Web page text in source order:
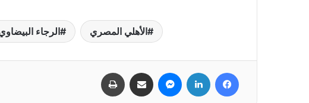
الأهلي المصري الرجاء
فيسبوك لينكدإن ماسنجر مشاركة عبر البريد طباعة